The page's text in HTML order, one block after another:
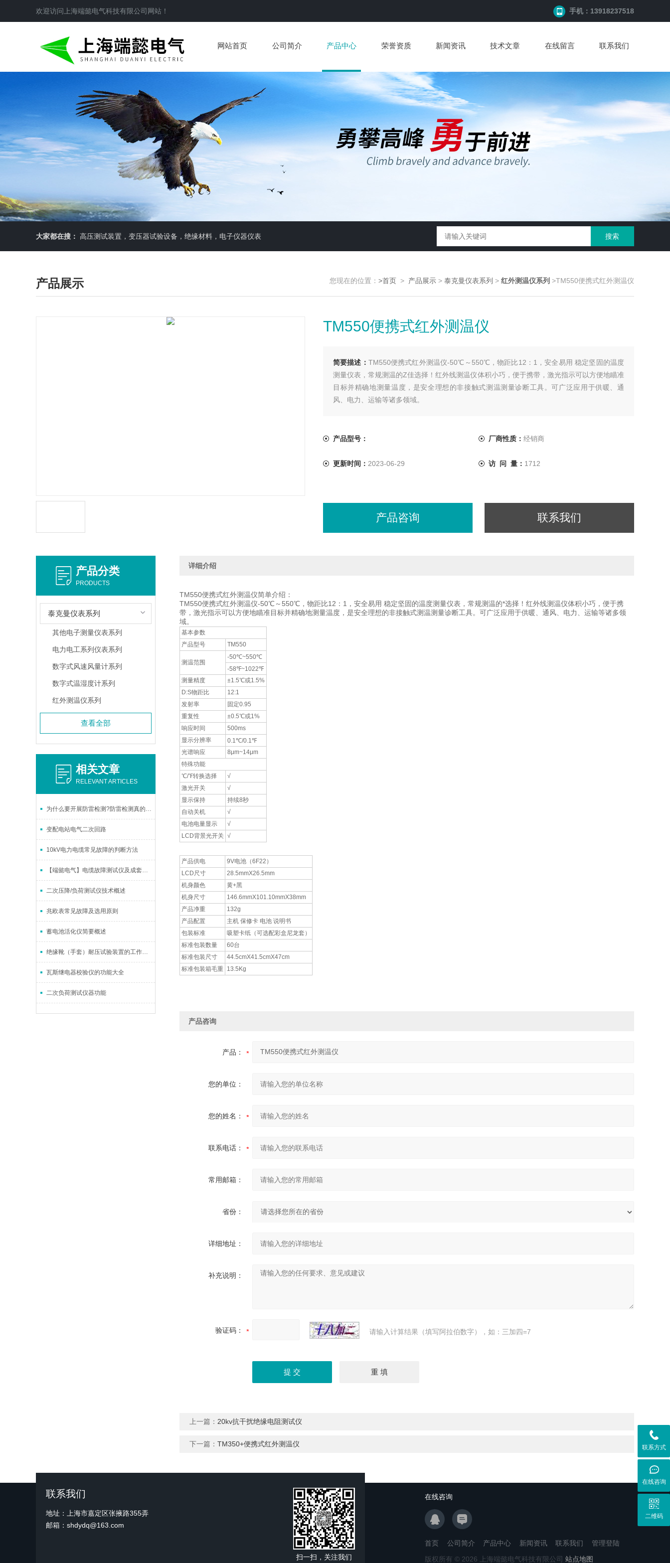
欢迎访问 上海端懿电气科技有限公司 网站！ 手机：13918237518
网站首页 公司简介 产品中心 荣誉资质 新闻资讯 技术文章 在线留言 联系我们
大家都在搜： 高压测试装置，变压器试验设备，绝缘材料，电子仪器仪表
产品展示 您现在的位置： >首页 > 产品展示 > 泰克曼仪表系列 > 红外测温仪系列 >TM550便携式红外测温仪
TM550便携式红外测温仪
简要描述： TM550便携式红外测温仪-50℃～550℃，物距比12：1，安全易用 稳定坚固的温度
测量仪表，常规测温的Z佳选择！红外线测温仪体积小巧，便于携带，激光指示可以方便地瞄准
目标并精确地测量温度，是安全理想的非接触式测温测量诊断工具。可广泛应用于供暖、通
风、电力、运输等诸多领域。
产品型号： 厂商性质： 经销商
更新时间： 2023-06-29 访 问 量： 1712
产品咨询 联系我们
产品分类
PRODUCTS
泰克曼仪表系列
其他电子测量仪表系列
电力电工系列仪表系列
数字式风速风量计系列
数字式温湿度计系列
红外测温仪系列
查看全部
相关文章
RELEVANT ARTICLES
为什么要开展防雷检测?防雷检测真的很重要吗?
变配电站电气二次回路
10kV电力电缆常见故障的判断方法
【端懿电气】电缆故障测试仪及成套高压设备厂家
二次压降/负荷测试仪技术概述
兆欧表常见故障及选用原则
蓄电池活化仪简要概述
绝缘靴（手套）耐压试验装置的工作原理及结构设计
瓦斯继电器校验仪的功能大全
二次负荷测试仪器功能
详细介绍
TM550便携式红外测温仪简单介绍：
TM550便携式红外测温仪-50℃～550℃，物距比12：1，安全易用 稳定坚固的温度测量仪表，常规测温的*选择！红外线测温仪体积小巧，便于携
带，激光指示可以方便地瞄准目标并精确地测量温度，是安全理想的非接触式测温测量诊断工具。可广泛应用于供暖、通风、电力、运输等诸多领
域。
基本参数
产品型号
TM550
测温范围
-50℃~550℃
-58℉~1022℉
测量精度
±1.5℃或1.5%
D:S物距比
12:1
发射率
固定0.95
重复性
±0.5℃或1%
响应时间
500ms
显示分辨率
0.1℃/0.1℉
光谱响应
8μm~14μm
特殊功能
℃/℉转换选择
√
激光开关
√
显示保持
持续8秒
自动关机
√
电池电量显示
√
LCD背景光开关 √
产品供电
9V电池（6F22）
LCD尺寸
28.5mmX26.5mm
机身颜色
黄+黑
机身尺寸
146.6mmX101.10mmX38mm
产品净重
132g
产品配置
主机 保修卡 电池 说明书
包装标准
吸塑卡纸（可选配彩盒尼龙套）
标准包装数量
60台
标准包装尺寸
44.5cmX41.5cmX47cm
标准包装箱毛重 13.5Kg
产品咨询
产品：
您的单位：
您的姓名：
联系电话：
常用邮箱：
省份：
详细地址：
补充说明：
验证码： 请输入计算结果（填写阿拉伯数字），如：三加四=7
上一篇： 20kv抗干扰绝缘电阻测试仪
下一篇： TM350+便携式红外测温仪
联系我们
地址：上海市嘉定区张掖路355弄
邮箱：shdydq@163.com
扫一扫，关注我们
在线咨询
首页 公司简介 产品中心 新闻资讯 联系我们
管理登陆
版权所有 © 2026 上海端懿电气科技有限公司 站点地图
联系方式
在线咨询
二维码